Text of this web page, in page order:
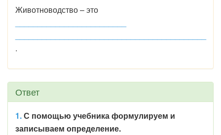
Животноводство – это
.
Ответ
1.С помощью учебника формулируем и
записываем определение.